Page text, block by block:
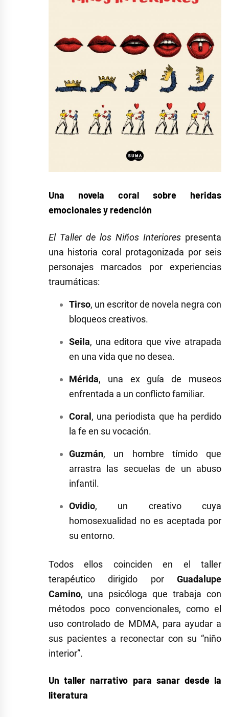
Una novela coral sobre heridas
emocionales y redención
El Taller de los Niños Interiores presenta
una historia coral protagonizada por seis
personajes marcados por experiencias
traumáticas:
Tirso, un escritor de novela negra con
bloqueos creativos.
Seila, una editora que vive atrapada
en una vida que no desea.
Mérida, una ex guía de museos
enfrentada a un conflicto familiar.
Coral , una periodista que ha perdido
la fe en su vocación.
Guzmán, un hombre tímido que
arrastra las secuelas de un abuso
infantil.
Ovidio, un creativo cuya
homosexualidad no es aceptada por
su entorno.
Todos ellos coinciden en el taller
terapéutico dirigido por Guadalupe
Camino, una psicóloga que trabaja con
métodos poco convencionales, como el
uso controlado de MDMA, para ayudar a
sus pacientes a reconectar con su “niño
interior”.
Un taller narrativo para sanar desde la
literatura